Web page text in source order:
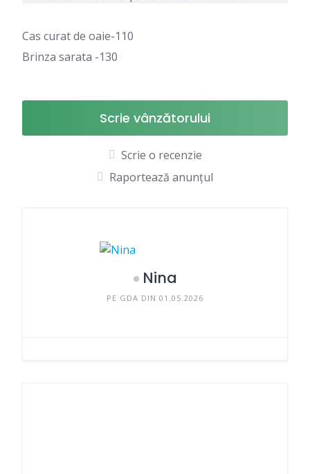
Cas curat de oaie-110
Brinza sarata -130
Scrie vânzătorului
Scrie o recenzie
Raportează anunțul
Nina
PE GDA DIN 01.05.2026